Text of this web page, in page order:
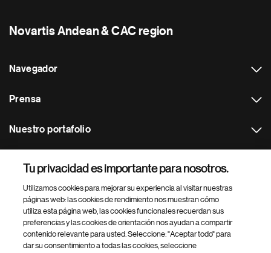
Novartis Andean & CAC region
Navegador
Prensa
Nuestro portafolio
Footer Site Search
Tu privacidad es importante para nosotros.
Utilizamos cookies para mejorar su experiencia al visitar nuestras
páginas web: las cookies de rendimiento nos muestran cómo
utiliza esta página web, las cookies funcionales recuerdan sus
preferencias y las cookies de orientación nos ayudan a compartir
contenido relevante para usted. Seleccione: "Aceptar todo" para
dar su consentimiento a todas las cookies, seleccione